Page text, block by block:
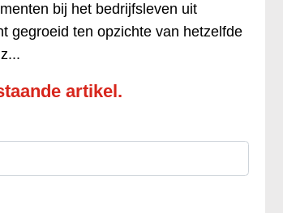
bij het bedrijfsleven uit
gegroeid ten opzichte van hetzelfde
artikel.